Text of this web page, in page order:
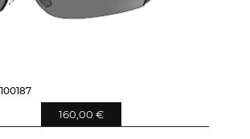
160,00 €